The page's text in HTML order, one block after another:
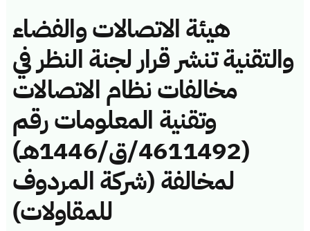
هيئة الاتصالات والفضاء
والتقنية تنشر قرار لجنة النظر في
مخالفات نظام الاتصالات
وتقنية المعلومات رقم
(4611492/ق/1446هـ)
لمخالفة (شركة المردوف
للمقاولات)